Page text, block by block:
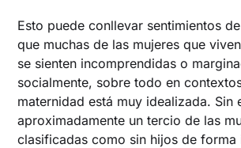
Esto puede conllevar sentimientos
que muchas de las mujeres que
se sienten incomprendidas o
socialmente, sobre todo en
maternidad está muy idealizada. Sin
aproximadamente un tercio de las
clasificadas como sin hijos de forma